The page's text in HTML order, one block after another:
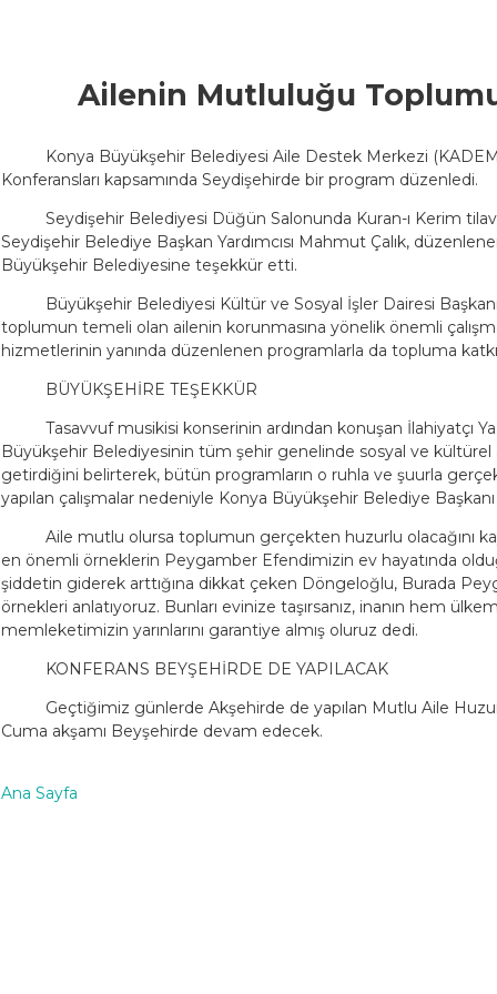
Ailenin Mutluluğu
Konya Büyükşehir Belediyesi Aile Destek Merkezi
Konferansları kapsamında Seydişehirde bir program düzenledi.
Seydişehir Belediyesi Düğün Salonunda Kuran-ı Kerim
Seydişehir Belediye Başkan Yardımcısı Mahmut Çalık,
Büyükşehir Belediyesine teşekkür etti.
Büyükşehir Belediyesi Kültür ve Sosyal İşler Dairesi
toplumun temeli olan ailenin korunmasına yönelik önemli
hizmetlerinin yanında düzenlenen programlarla da topluma katkı
BÜYÜKŞEHİRE TEŞEKKÜR
Tasavvuf musikisi konserinin ardından konuşan İlahiyatçı
Büyükşehir Belediyesinin tüm şehir genelinde sosyal ve
getirdiğini belirterek, bütün programların o ruhla ve şuurla
yapılan çalışmalar nedeniyle Konya Büyükşehir Belediye
Aile mutlu olursa toplumun gerçekten huzurlu olacağını
en önemli örneklerin Peygamber Efendimizin ev hayatında
şiddetin giderek arttığına dikkat çeken Döngeloğlu, Burada
örnekleri anlatıyoruz. Bunları evinize taşırsanız, inanın hem
memleketimizin yarınlarını garantiye almış oluruz dedi.
KONFERANS BEYŞEHİRDE DE YAPILACAK
Geçtiğimiz günlerde Akşehirde de yapılan Mutlu Aile
Cuma akşamı Beyşehirde devam edecek.
Ana Sayfa